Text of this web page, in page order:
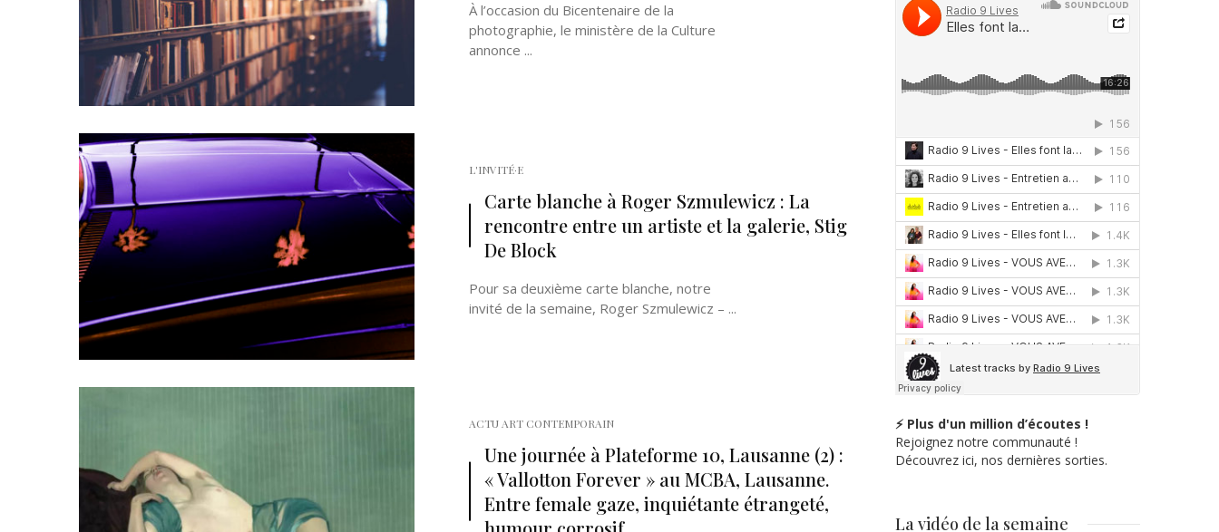
À l’occasion du Bicentenaire de la
photographie, le ministère de la Culture
annonce ...
L'INVITÉ·E
Carte blanche à Roger Szmulewicz : La
rencontre entre un artiste et la galerie, Stig
De Block
Pour sa deuxième carte blanche, notre
invité de la semaine, Roger Szmulewicz – ...
ACTU ART CONTEMPORAIN
Une journée à Plateforme 10, Lausanne (2) :
« Vallotton Forever » au MCBA, Lausanne.
Entre female gaze, inquiétante étrangeté,
⚡ Plus d'un million d’écoutes !
Rejoignez notre communauté !
Découvrez ici, nos dernières sorties.
La vidéo de la semaine